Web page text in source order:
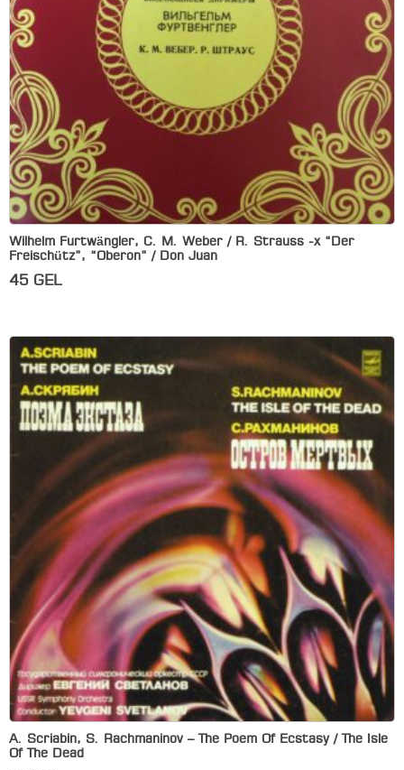
Wilhelm Furtwängler, C. M. Weber / R. Strauss -x “Der
Freischütz”, “Oberon” / Don Juan
45 GEL
A. Scriabin, S. Rachmaninov – The Poem Of Ecstasy / The Isle
Of The Dead